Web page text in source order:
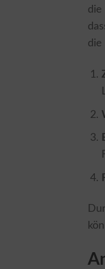
die
die